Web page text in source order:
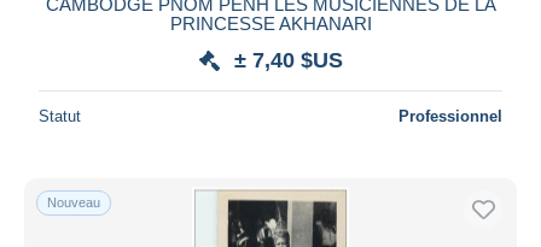
PRINCESSE AKHANARI
± 7,40 $US
Statut Professionnel
Nouveau